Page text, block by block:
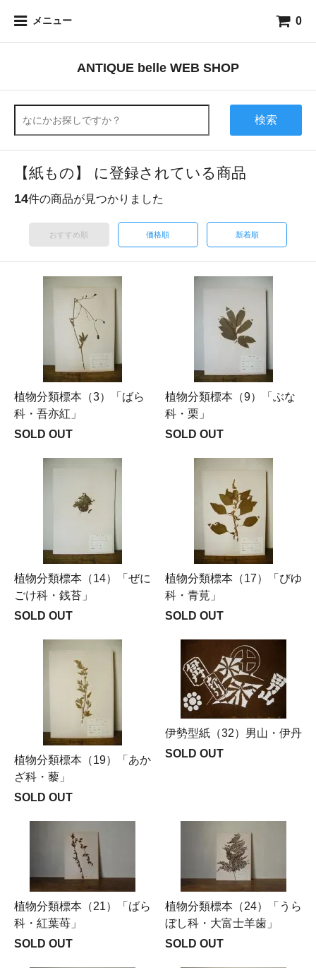
メニュー 0
ANTIQUE belle WEB SHOP
検索
【紙もの】 に登録されている商品
14件の商品が見つかりました
おすすめ順 価格順 新着順
植物分類標本（3）「ばら
科・吾亦紅」
SOLD OUT
植物分類標本（9）「ぶな
科・栗」
SOLD OUT
植物分類標本（14）「ぜに
ごけ科・銭苔」
SOLD OUT
植物分類標本（17）「びゆ
科・青莧」
SOLD OUT
植物分類標本（19）「あか
ざ科・藜」
SOLD OUT
伊勢型紙（32）男山・伊丹
SOLD OUT
植物分類標本（21）「ばら
科・紅葉苺」
SOLD OUT
植物分類標本（24）「うら
ぼし科・大富士羊歯」
SOLD OUT